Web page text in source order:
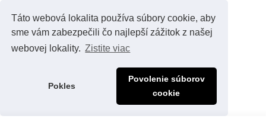
Táto webová lokalita používa súbory cookie, aby
sme vám zabezpečili čo najlepší zážitok z našej
webovej lokality. Zistite viac
Pokles
Povolenie súborov
cookie